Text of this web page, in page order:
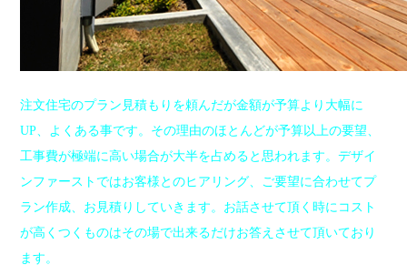
注文住宅のプラン見積もりを頼んだが金額が予算より大幅に
UP、よくある事です。その理由のほとんどが予算以上の要望、
工事費が極端に高い場合が大半を占めると思われます。デザイ
ンファーストではお客様とのヒアリング、ご要望に合わせてプ
ラン作成、お見積りしていきます。お話させて頂く時にコスト
が高くつくものはその場で出来るだけお答えさせて頂いており
ます。